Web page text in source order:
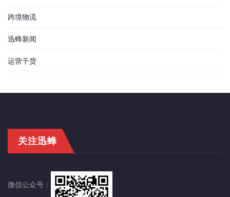
跨境物流
迅蜂新闻
运营干货
关注迅蜂
微信公众号：